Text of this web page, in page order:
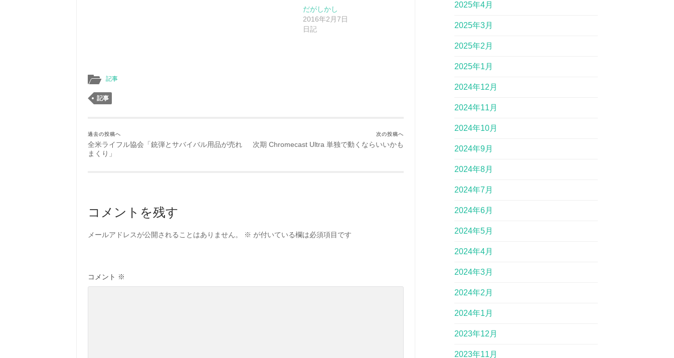
だがしかし
2016年2月7日
日記
記事
記事
過去の投稿へ
全米ライフル協会「銃弾とサバイバル用品が売れ
まくり」
次の投稿へ
次期 Chromecast Ultra 単独で動くならいいかも
コメントを残す
メールアドレスが公開されることはありません。 ※ が付いている欄は必須項目です
コメント ※
2025年4月
2025年3月
2025年2月
2025年1月
2024年12月
2024年11月
2024年10月
2024年9月
2024年8月
2024年7月
2024年6月
2024年5月
2024年4月
2024年3月
2024年2月
2024年1月
2023年12月
2023年11月